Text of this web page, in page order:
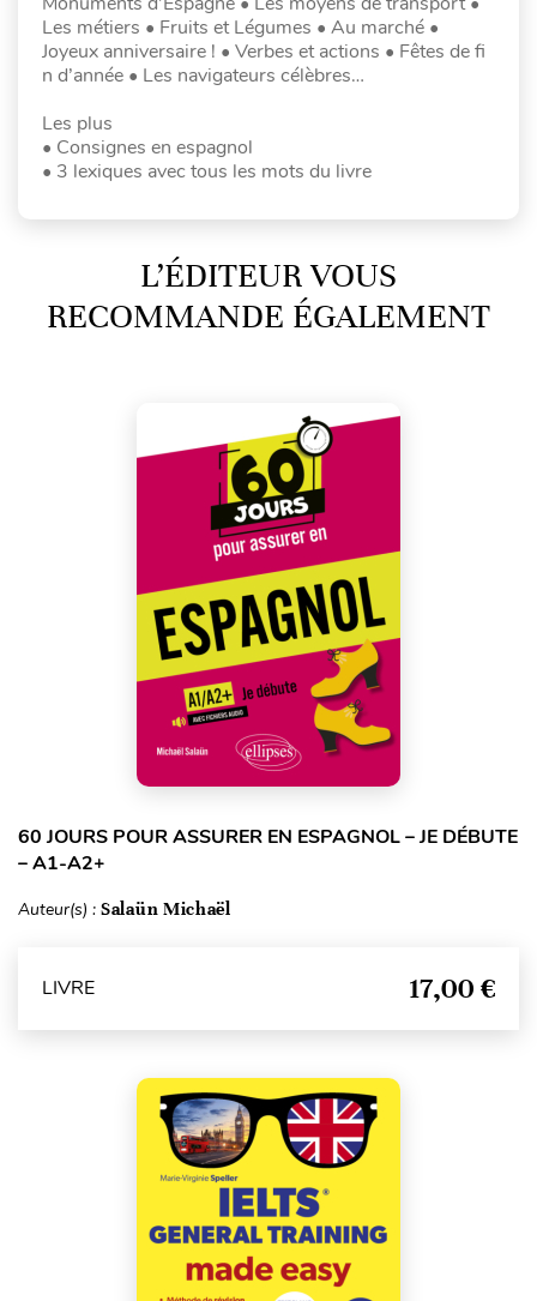
Les métiers • Fruits et Légumes • Au marché •
Joyeux anniversaire ! • Verbes et actions • Fêtes de fi
n d’année • Les navigateurs célèbres…
Les plus
• Consignes en espagnol
• 3 lexiques avec tous les mots du livre
L’ÉDITEUR VOUS
RECOMMANDE ÉGALEMENT
60 JOURS POUR ASSURER EN ESPAGNOL – JE DÉBUTE
– A1-A2+
Auteur(s) : Salaün Michaël
LIVRE 17,00 €